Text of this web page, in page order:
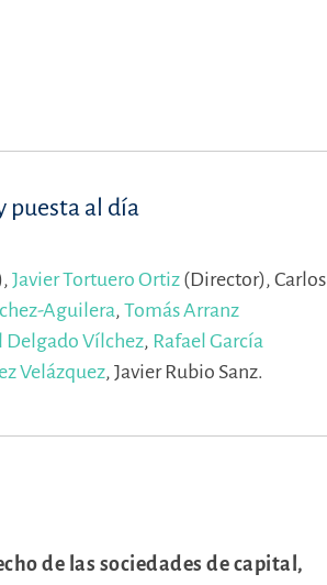
puesta al día
Javier Tortuero Ortiz (Director), Carlos
Aguilera, Tomás Arranz
Delgado Vílchez, Rafael García
Velázquez, Javier Rubio Sanz.
de las sociedades de capital,